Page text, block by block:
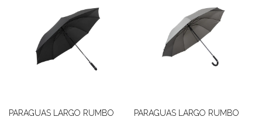
PARAGUAS LARGO RUMBO
PARAGUAS LARGO RUMBO